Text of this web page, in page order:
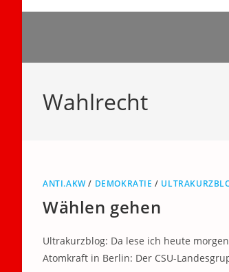
Wahlrecht
ANTI.AKW/ DEMOKRATIE /
Wählen gehen
Ultrakurzblog: Da lese ich heute
Atomkraft in Berlin: Der CSU-